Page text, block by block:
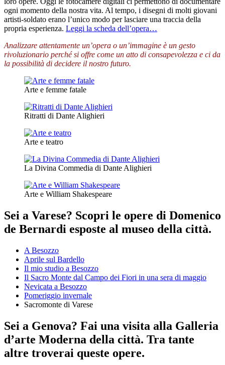
ogni momento della nostra vita. Al tempo, i disegni di molti giovani
artisti-soldato erano l’unico modo per lasciare una traccia della
propria esperienza. Leggi la scheda dell’opera…
Analizzare attentamente un’opera o un’immagine è un gesto
rivoluzionario perché si offre come un atto di consapevolezza e ci da
la possibilità di decidere il nostro futuro.
Arte e femme fatale
Ritratti di Dante Alighieri
Arte e teatro
La Divina Commedia di Dante Alighieri
Arte e William Shakespeare
Sei a Varese? Scopri le opere di Domenico
de Bernardi esposte al museo della città.
A Besozzo
Aprile sul Bardello
Il mio studio a Besozzo
Il Sacro Monte dal Campo dei Fiori in una sera di maggio
Nevicata a Besozzo
Pomeriggio invernale
Sacromonte di Varese
Sei a Genova? Fai una visita alla Galleria
d’arte Moderna della città. Tra tante
altre troverai queste opere.